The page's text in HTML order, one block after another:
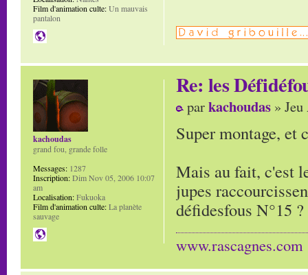
Film d'animation culte:Un mauvais
pantalon
Re: les
parkachoudas »
Super montage, et
Mais au fait, c'est
jupes
défidesfous N°15 ?
www.rascagnes.com
kachoudas
grand fou, grande folle
Messages: 1287
Inscription:Dim Nov 05, 2006 10:07
am
Localisation:Fukuoka
Film d'animation culte:La planète
sauvage